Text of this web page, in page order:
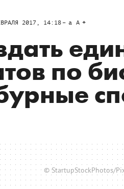
2017, 14:18 a A
по
© StartupStockPhotos/